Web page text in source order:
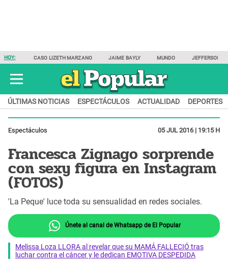
HOY: CASO LIZETH MARZANO JAIME BAYLY MUNDO JEFFERSON
ÚLTIMAS NOTICIAS ESPECTÁCULOS ACTUALIDAD DEPORTES
Espectáculos 05 JUL 2016 | 19:15 H
Francesca Zignago sorprende
con sexy figura en Instagram
(FOTOS)
'La Peque' luce toda su sensualidad en redes sociales.
Únete al canal de Whatsapp de El Popular
Melissa Loza LLORA al revelar que su MAMÁ FALLECIÓ tras
luchar contra el cáncer y le dedican EMOTIVA DESPEDIDA